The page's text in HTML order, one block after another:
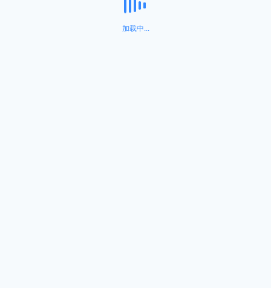
加载中...